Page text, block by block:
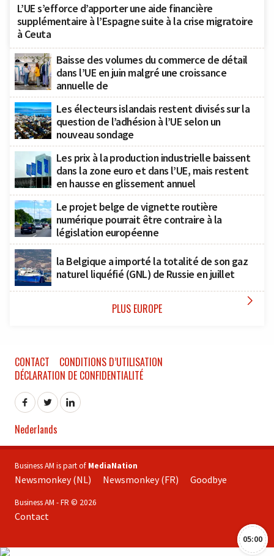
L’UE s’efforce d’apporter une aide financière
supplémentaire à l’Espagne suite à la crise migratoire
à Ceuta
Baisse des volumes du commerce de détail
dans l’UE en juin malgré une croissance
annuelle de
Les électeurs islandais restent divisés sur la
question de l’adhésion à l’UE selon un
nouveau sondage
Les prix à la production industrielle baissent
dans la zone euro et dans l’UE, mais restent
en hausse en glissement annuel
Le projet belge de vignette routière
numérique pourrait être contraire à la
législation européenne
la Belgique a importé la totalité de son gaz
naturel liquéfié (GNL) de Russie en juillet
PLUS EUROPE 
05:00
CONTACT
CONDITIONS D’UTILISATION
DÉCLARATION DE CONFIDENTIALITÉ
Nederlands
Business AM is part of MediaNation
Newsmonkey (NL) Newsmonkey (FR) Goodbye
Business AM - FR © 2026
Contact